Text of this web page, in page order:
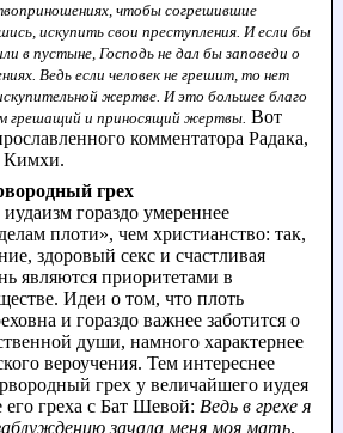
чтобы согрешившие
искупить свои преступления. И если бы
в пустыне, Господь не дал бы заповеди о
Ведь если человек не грешит, то нет
жертве. И это большее благо
грешащий и приносящий жертвы. Вот
комментатора Радака,
Кимхи.
грех
гораздо умереннее
плоти», чем христианство: так,
здоровый секс и счастливая
являются приоритетами в
Идеи о том, что плоть
и гораздо важнее заботится о
души, намного характернее
вероучения. Тем интереснее
грех у величайшего иудея
его греха с Бат Шевой: Ведь в грехе я
зачала меня моя мать.